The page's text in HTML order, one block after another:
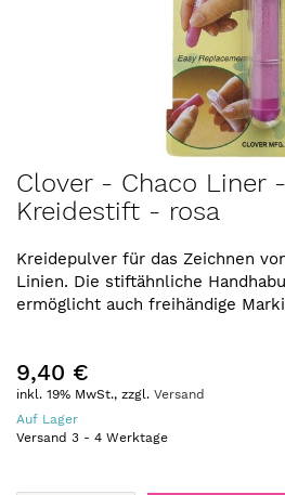
Zum
Anfang
der
springen
Clover - Chaco Liner -
Kreidestift - rosa
Kreidepulver für das Zeichnen
Linien. Die stiftähnliche
ermöglicht auch freihändige
9,40 €
inkl. 19% MwSt., zzgl. Versand
Auf Lager
Versand 3 - 4 Werktage